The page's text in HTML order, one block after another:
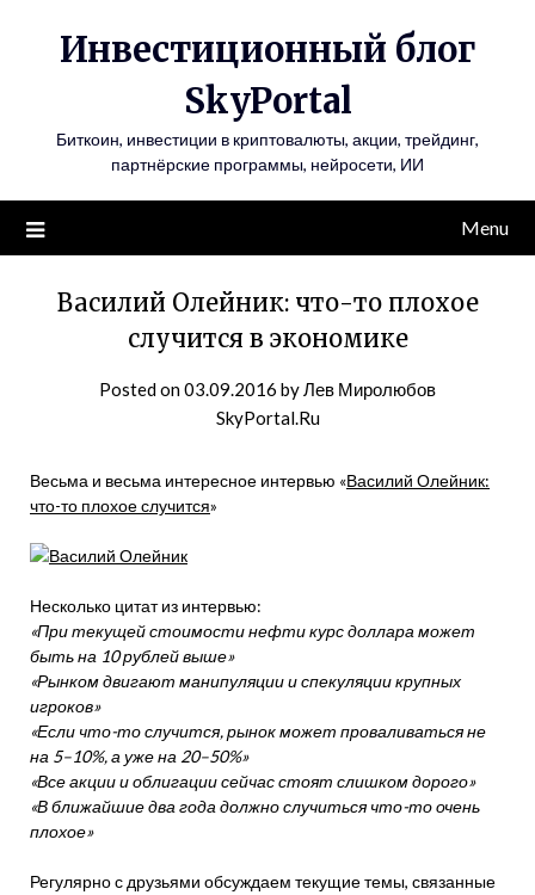
Инвестиционный блог
SkyPortal
Биткоин, инвестиции в криптовалюты, акции, трейдинг,
партнёрские программы, нейросети, ИИ
Menu
Василий Олейник: что-то плохое
случится в экономике
Posted on03.09.2016 byЛев Миролюбов
SkyPortal.Ru
Весьма и весьма интересное интервью «Василий Олейник:
что-то плохое случится»
Несколько цитат из интервью:
«При текущей стоимости нефти курс доллара может
быть на 10 рублей выше»
«Рынком двигают манипуляции и спекуляции крупных
игроков»
«Если что-то случится, рынок может проваливаться не
на 5–10%, а уже на 20–50%»
«Все акции и облигации сейчас стоят слишком дорого»
«В ближайшие два года должно случиться что-то очень
плохое»
Регулярно с друзьями обсуждаем текущие темы, связанные